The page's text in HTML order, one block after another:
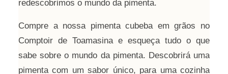
redescobrimos o mundo da pimenta.
Compre a nossa pimenta cubeba em grãos no
Comptoir de Toamasina e esqueça tudo o que
sabe sobre o mundo da pimenta. Descobrirá uma
pimenta com um sabor único, para uma cozinha